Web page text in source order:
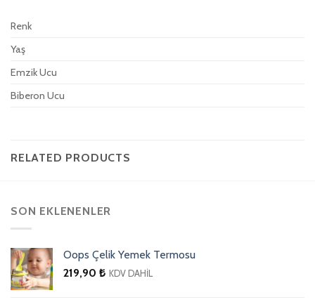
Renk
Yaş
Emzik Ucu
Biberon Ucu
RELATED PRODUCTS
SON EKLENENLER
Oops Çelik Yemek Termosu
219,90 ₺ KDV DAHİL